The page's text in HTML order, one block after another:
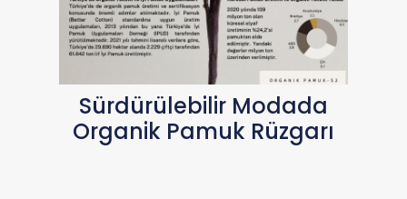
Sürdürülebilir Modada
Organik Pamuk Rüzgarı